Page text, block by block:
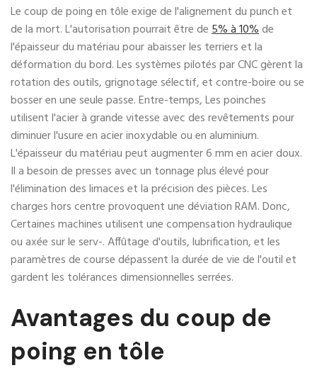
Le coup de poing en tôle exige de l'alignement du punch et
de la mort. L'autorisation pourrait être de5% à 10%de
l'épaisseur du matériau pour abaisser les terriers et la
déformation du bord. Les systèmes pilotés par CNC gèrent la
rotation des outils, grignotage sélectif, et contre-boire ou se
bosser en une seule passe. Entre-temps, Les poinches
utilisent l'acier à grande vitesse avec des revêtements pour
diminuer l'usure en acier inoxydable ou en aluminium.
L'épaisseur du matériau peut augmenter 6 mm en acier doux.
Il a besoin de presses avec un tonnage plus élevé pour
l'élimination des limaces et la précision des pièces. Les
charges hors centre provoquent une déviation RAM. Donc,
Certaines machines utilisent une compensation hydraulique
ou axée sur le serv-. Affûtage d'outils, lubrification, et les
paramètres de course dépassent la durée de vie de l'outil et
gardent les tolérances dimensionnelles serrées.
Avantages du coup de
poing en tôle